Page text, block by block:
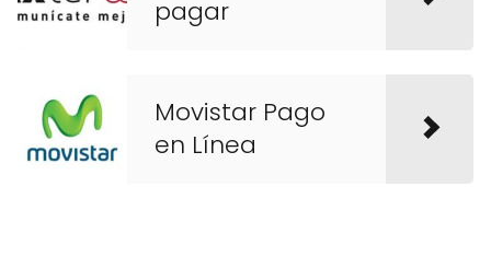
pagar
Movistar Pago
en Línea